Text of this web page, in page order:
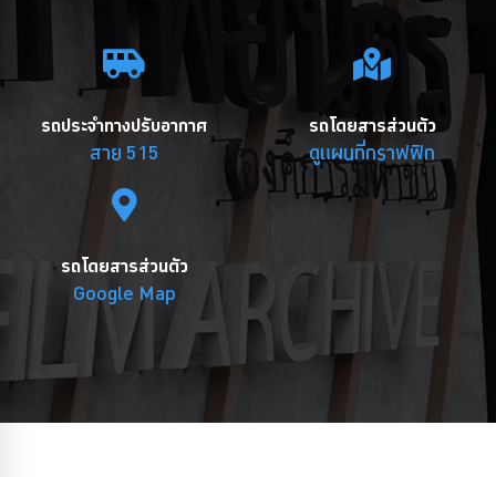
รถประจำทางปรับอากาศ
สาย 515
รถโดยสารส่วนตัว
ดูแผนที่กราฟฟิก
รถโดยสารส่วนตัว
Google Map